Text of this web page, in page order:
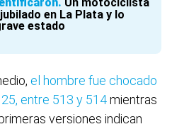
en La Plata y lo
estado
el hombre fue chocado
entre 513 y 514mientras
versiones indican